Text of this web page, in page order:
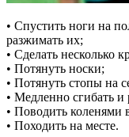
• Спустить ноги на
разжимать их;
• Сделать несколько
• Потянуть носки;
• Потянуть стопы на
• Медленно сгибать и
• Поводить коленями
• Походить на месте.